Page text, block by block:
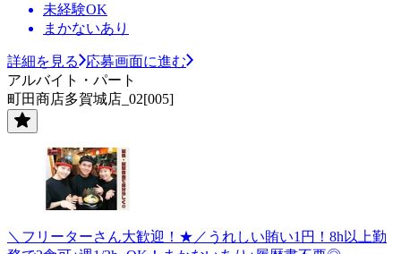
未経験OK
まかないあり
詳細を見る
応募画面に進む
アルバイト・パート
町田商店多賀城店_02[005]
＼フリーターさん大歓迎！★／うれしい賄い1円！8h以上勤